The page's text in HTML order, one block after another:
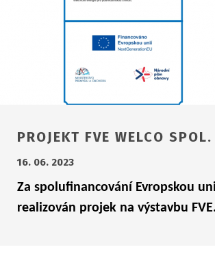
PROJEKT FVE WELCO
16. 06. 2023
Za spolufinancování Evropskou
realizován projek na výstavbu